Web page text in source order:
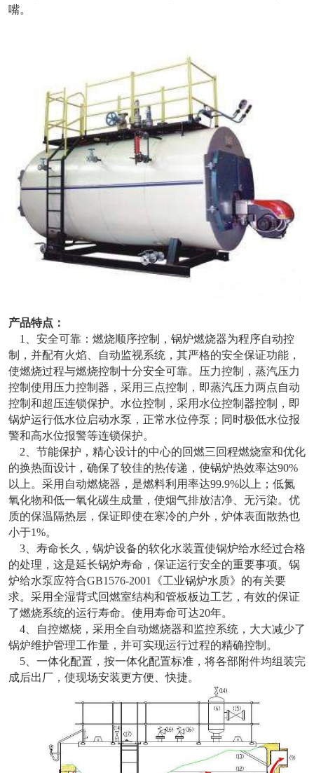
嘴。
产品特点：
1、安全可靠：燃烧顺序控制，锅炉燃烧器为程序自动控
制，并配有火焰、自动监视系统，其严格的安全保证功能，
使燃烧过程与燃烧控制十分安全可靠。压力控制，蒸汽压力
控制使用压力控制器，采用三点控制，即蒸汽压力两点自动
控制和超压连锁保护。水位控制，采用水位控制器控制，即
锅炉运行低水位启动水泵，正常水位停泵；同时极低水位报
警和高水位报警等连锁保护。
2、节能保护，精心设计的中心的回燃三回程燃烧室和优化
的换热面设计，确保了较佳的热传递，使锅炉热效率达90%
以上。采用自动燃烧器，是燃料利用率达99.9%以上；低氮
氧化物和低一氧化碳生成量，使烟气排放洁净、无污染。优
质的保温隔热层，保证即使在寒冷的户外，炉体表面散热也
小于1%。
3、寿命长久，锅炉设备的软化水装置使锅炉给水经过合格
的处理，这是延长锅炉寿命，保证运行安全的重要事项。锅
炉给水泵应符合GB1576-2001《工业锅炉水质》的有关要
求。采用全湿背式回燃室结构和管板板边工艺，有效的保证
了燃烧系统的运行寿命。使用寿命可达20年。
4、自控燃烧，采用全自动燃烧器和监控系统，大大减少了
锅炉维护管理工作量，并可实现运行过程的精确控制。
5、一体化配置，按一体化配置标准，将各部附件均组装完
成后出厂，使现场安装更方便、快捷。